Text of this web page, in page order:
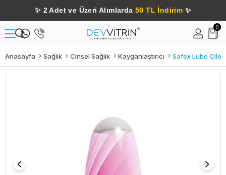
✨ 2 Adet ve Üzeri Alımlarda 50 TL İndirim ✨
0
Anasayfa Sağlık Cinsel Sağlık Kayganlaştırıcı Safex Lube Çilek